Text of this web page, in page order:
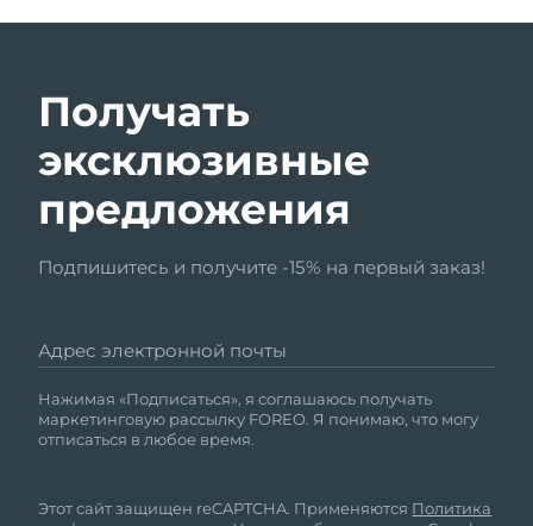
Получать
эксклюзивные
предложения
Подпишитесь и получите -15% на первый заказ!
Адрес электронной почты
Нажимая «Подписаться», я соглашаюсь получать
маркетинговую рассылку FOREO. Я понимаю, что могу
отписаться в любое время.
Этот сайт защищен reCAPTCHA. Применяются Политика